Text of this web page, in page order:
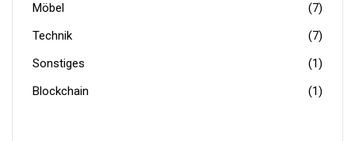
Möbel
(7)
Technik
(7)
Sonstiges
(1)
Blockchain
(1)